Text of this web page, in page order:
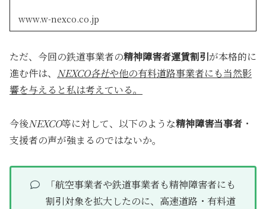
www.w-nexco.co.jp
ただ、今回の鉄道事業者の精神障害者運賃割引が本格的に
進む件は、 NEXCO各社や他の有料道路事業者にも当然影
響を与えると私は考えている。
今後NEXCO等に対して、以下のような精神障害当事者 ・
支援者の声が強まるのではないか。
「航空事業者や鉄道事業者も精神障害者にも
割引対象を拡大したのに、高速道路・有料道